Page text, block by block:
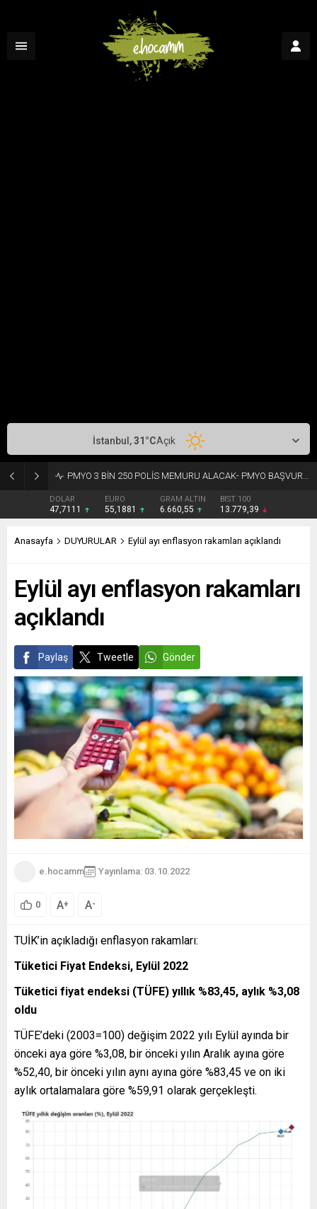
PMYO 3 BİN 250 POLİS MEMURU ALACAK- PMYO BAŞVURU ŞARTLARI- BAŞVURU LİNKİ
DOLAR
47,7111
EURO
55,1881
GRAM ALTIN
6.660,55
BIST 100
13.779,39
İstanbul,31°CAçık
Anasayfa DUYURULAR Eylül ayı enflasyon rakamları açıklandı
Eylül ayı enflasyon rakamları
açıklandı
Paylaş Tweetle Gönder
e.hocamm Yayınlama: 03.10.2022
0 A+ A-
TUİK’in açıkladığı enflasyon rakamları:
Tüketici Fiyat Endeksi, Eylül 2022
Tüketici fiyat endeksi (TÜFE) yıllık %83,45, aylık %3,08
oldu
TÜFE’deki (2003=100) değişim 2022 yılı Eylül ayında bir
önceki aya göre %3,08, bir önceki yılın Aralık ayına göre
%52,40, bir önceki yılın aynı ayına göre %83,45 ve on iki
aylık ortalamalara göre %59,91 olarak gerçekleşti.